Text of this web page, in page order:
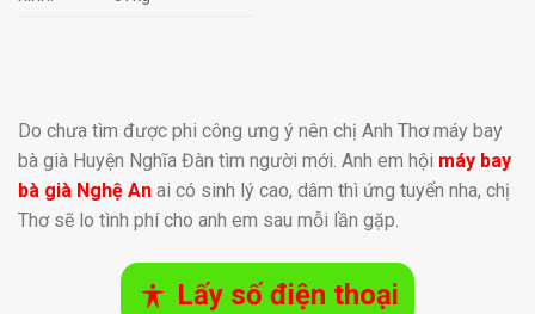
Do chưa tìm được phi công ưng ý nên chị Anh Thơ máy bay
bà già Huyện Nghĩa Đàn tìm người mới. Anh em hội máy bay
bà già Nghệ An ai có sinh lý cao, dâm thì ứng tuyển nha, chị
Thơ sẽ lo tình phí cho anh em sau mỗi lần gặp.
Lấy số điện thoại